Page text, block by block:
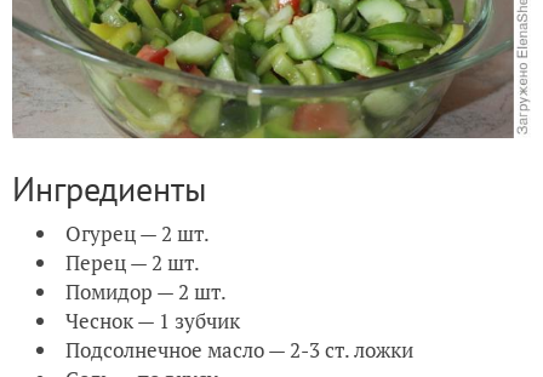
Ингредиенты
Огурец — 2 шт.
Перец — 2 шт.
Помидор — 2 шт.
Чеснок — 1 зубчик
Подсолнечное масло — 2-3 ст. ложки